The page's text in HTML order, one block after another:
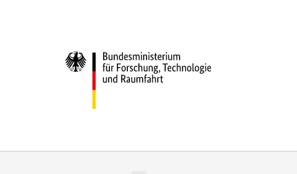
(Eingabetaste)
(Eingabetaste)
(Eingabetaste)
Bundesministerium
und